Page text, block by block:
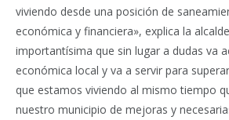
viviendo desde una posición de
económica y financiera», explica la
importantísima que sin lugar a dudas va
económica local y va a servir para
que estamos viviendo al mismo tiempo
nuestro municipio de mejoras y